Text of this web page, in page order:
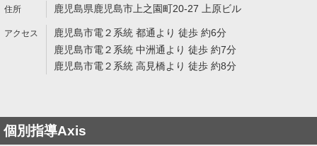
鹿児島県鹿児島市上之園町20-27 上原ビル
鹿児島市電２系統 都通より 徒歩 約6分
鹿児島市電２系統 中洲通より 徒歩 約7分
鹿児島市電２系統 高見橋より 徒歩 約8分
個別指導Axis